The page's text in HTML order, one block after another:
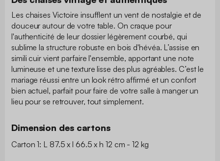
Les chaises Victoire insufflent un vent de nostalgie et de
douceur autour de votre table. On craque pour
l'authenticité de leur dossier légèrement courbé, qui
sublime la structure robuste en bois d'hévéa. L’assise en
simili cuir vient parfaire l'ensemble, apportant une note
lumineuse et une texture lisse des plus agréables. C’est le
mariage réussi entre un look rétro affirmé et un confort
bien actuel, parfait pour faire de votre salle à manger un
lieu pour se retrouver, tout simplement.
Dimension des cartons
Carton 1: L 87.5 x l 66.5 x h 12 cm - 12 kg